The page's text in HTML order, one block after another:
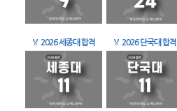
🏅 2026 세종대 합격 🏅 2026 단국대 합격